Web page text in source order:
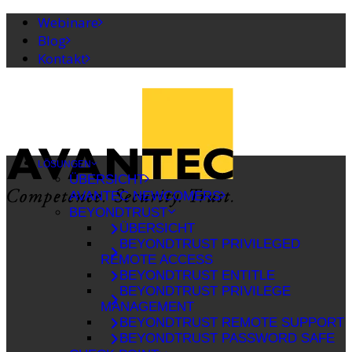
Webinare
Blog
Kontakt
LÖSUNGEN
ÜBERSICHT
AVANTEC NEWCOMERS
BEYONDTRUST
ÜBERSICHT
BEYONDTRUST PRIVILEGED
REMOTE ACCESS
BEYONDTRUST ENTITLE
BEYONDTRUST PRIVILEGE
MANAGEMENT
BEYONDTRUST REMOTE SUPPORT
BEYONDTRUST PASSWORD SAFE